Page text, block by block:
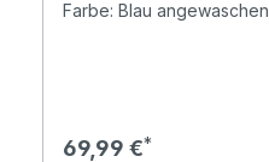
Farbe: Blau angewaschen
Regulärer Preis:
69,99 €